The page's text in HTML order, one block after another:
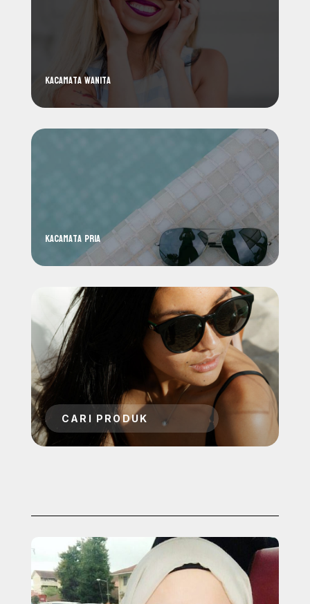
Kacamata wanita
kacamata pria